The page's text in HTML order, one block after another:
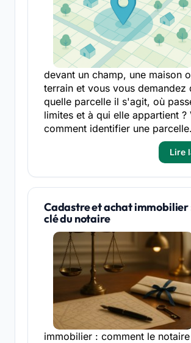
devant un champ, une maison
terrain et vous vous demandez
quelle parcelle il s'agit, où
limites et à qui elle appartient ?
comment identifier une
Lire
Cadastre et achat immobilier
clé du notaire
immobilier : comment le